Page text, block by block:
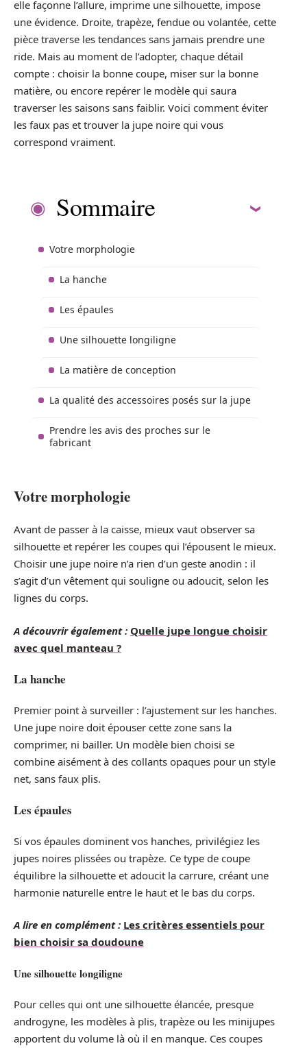
elle façonne l’allure, imprime une silhouette, impose
une évidence. Droite, trapèze, fendue ou volantée, cette
pièce traverse les tendances sans jamais prendre une
ride. Mais au moment de l’adopter, chaque détail
compte : choisir la bonne coupe, miser sur la bonne
matière, ou encore repérer le modèle qui saura
traverser les saisons sans faiblir. Voici comment éviter
les faux pas et trouver la jupe noire qui vous
correspond vraiment.
Sommaire
Votre morphologie
La hanche
Les épaules
Une silhouette longiligne
La matière de conception
La qualité des accessoires posés sur la jupe
Prendre les avis des proches sur le
fabricant
Votre morphologie
Avant de passer à la caisse, mieux vaut observer sa
silhouette et repérer les coupes qui l’épousent le mieux.
Choisir une jupe noire n’a rien d’un geste anodin : il
s’agit d’un vêtement qui souligne ou adoucit, selon les
lignes du corps.
A découvrir également : Quelle jupe longue choisir
avec quel manteau ?
La hanche
Premier point à surveiller : l’ajustement sur les hanches.
Une jupe noire doit épouser cette zone sans la
comprimer, ni bailler. Un modèle bien choisi se
combine aisément à des collants opaques pour un style
net, sans faux plis.
Les épaules
Si vos épaules dominent vos hanches, privilégiez les
jupes noires plissées ou trapèze. Ce type de coupe
équilibre la silhouette et adoucit la carrure, créant une
harmonie naturelle entre le haut et le bas du corps.
A lire en complément : Les critères essentiels pour
bien choisir sa doudoune
Une silhouette longiligne
Pour celles qui ont une silhouette élancée, presque
androgyne, les modèles à plis, trapèze ou les minijupes
apportent du volume là où il en manque. Ces coupes